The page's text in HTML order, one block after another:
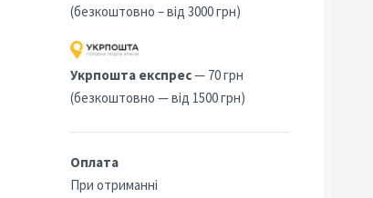
(безкоштовно – від 3000 грн)
Укрпошта експрес— 70 грн
(безкоштовно — від 1500 грн)
Оплата
При отриманні